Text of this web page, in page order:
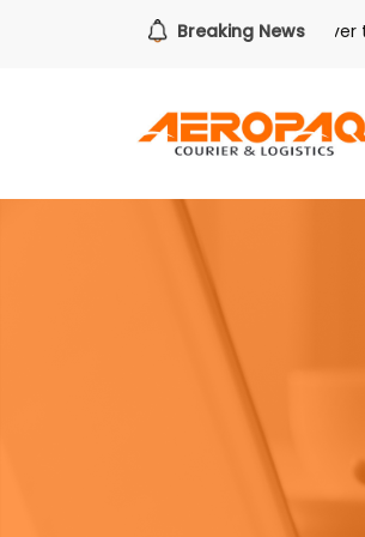
Breaking News
todo lo que viene. Volver